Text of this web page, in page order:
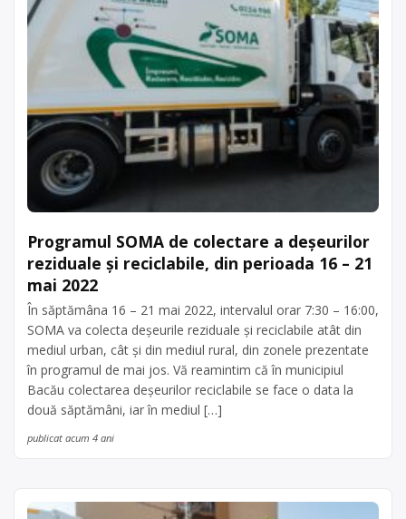
Programul SOMA de colectare a deșeurilor
reziduale și reciclabile, din perioada 16 – 21
mai 2022
În săptămâna 16 – 21 mai 2022, intervalul orar 7:30 – 16:00,
SOMA va colecta deșeurile reziduale și reciclabile atât din
mediul urban, cât și din mediul rural, din zonele prezentate
în programul de mai jos. Vă reamintim că în municipiul
Bacău colectarea deșeurilor reciclabile se face o data la
două săptămâni, iar în mediul […]
publicat acum 4 ani